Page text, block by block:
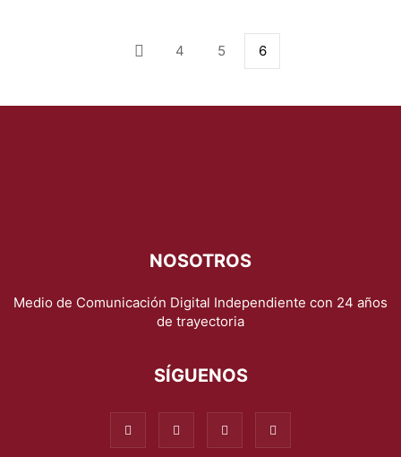
4 5 6
NOSOTROS
Medio de Comunicación Digital Independiente con 24 años
de trayectoria
SÍGUENOS